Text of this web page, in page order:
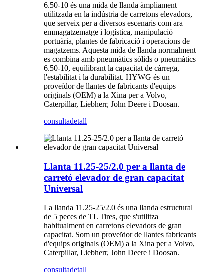
6.50-10 és una mida de llanda àmpliament
utilitzada en la indústria de carretons elevadors,
que serveix per a diversos escenaris com ara
emmagatzematge i logística, manipulació
portuària, plantes de fabricació i operacions de
magatzems. Aquesta mida de llanda normalment
es combina amb pneumàtics sòlids o pneumàtics
6.50-10, equilibrant la capacitat de càrrega,
l'estabilitat i la durabilitat. HYWG és un
proveïdor de llantes de fabricants d'equips
originals (OEM) a la Xina per a Volvo,
Caterpillar, Liebherr, John Deere i Doosan.
consultadetall
Llanta 11.25-25/2.0 per a llanta de
carretó elevador de gran capacitat
Universal
La llanda 11.25-25/2.0 és una llanda estructural
de 5 peces de TL Tires, que s'utilitza
habitualment en carretons elevadors de gran
capacitat. Som un proveïdor de llantes fabricants
d'equips originals (OEM) a la Xina per a Volvo,
Caterpillar, Liebherr, John Deere i Doosan.
consultadetall